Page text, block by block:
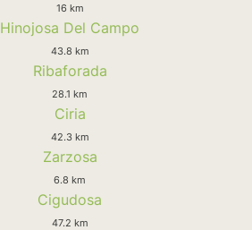
16 km
Hinojosa Del Campo
43.8 km
Ribaforada
28.1 km
Ciria
42.3 km
Zarzosa
6.8 km
Cigudosa
47.2 km